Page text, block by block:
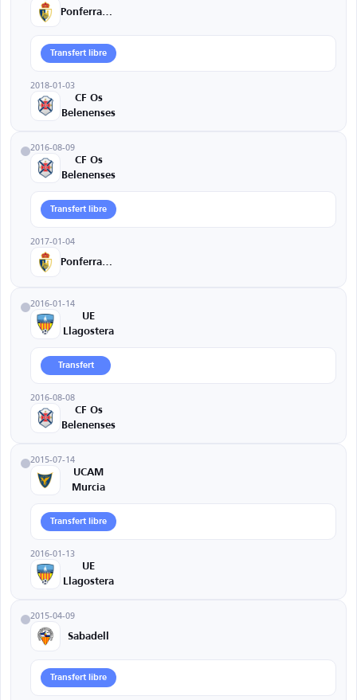
Transfert libre
2018-01-03
CF Os
Belenenses
2016-08-09
CF Os
Belenenses
Transfert libre
2017-01-04
2016-01-14
UE
Llagostera
Transfert
2016-08-08
CF Os
Belenenses
2015-07-14
UCAM
Murcia
Transfert libre
2016-01-13
UE
Llagostera
2015-04-09
Sabadell
Transfert libre